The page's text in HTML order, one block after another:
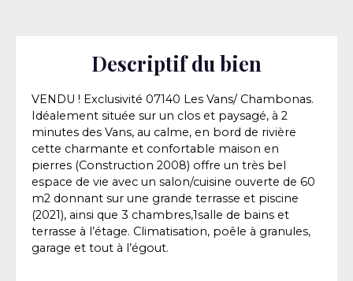
Descriptif du bien
VENDU ! Exclusivité 07140 Les Vans/ Chambonas.
Idéalement située sur un clos et paysagé, à 2
minutes des Vans, au calme, en bord de rivière
cette charmante et confortable maison en
pierres (Construction 2008) offre un très bel
espace de vie avec un salon/cuisine ouverte de 60
m2 donnant sur une grande terrasse et piscine
(2021), ainsi que 3 chambres,1salle de bains et
terrasse à l’étage. Climatisation, poêle à granules,
garage et tout à l’égout.